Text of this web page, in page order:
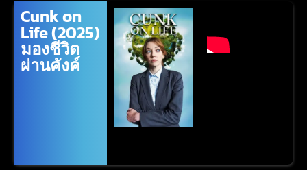
Cunk on
Life (2025)
มองชีวิต
ผ่านคังค์